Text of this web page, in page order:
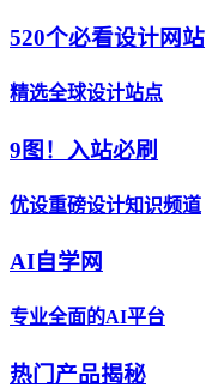
520个必看设计网站
精选全球设计站点
9图！入站必刷
优设重磅设计知识频道
AI自学网
专业全面的AI平台
热门产品揭秘